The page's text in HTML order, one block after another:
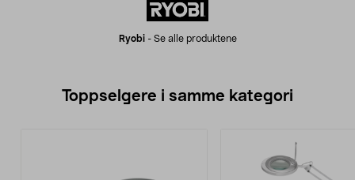
Ryobi- Se alle produktene
Toppselgere i samme kategori